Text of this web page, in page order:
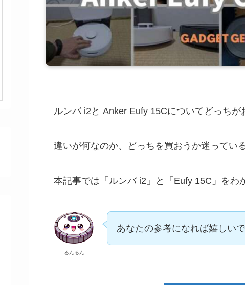
ルンバ i2と Anker Eufy 15Cについてどっちが
違いが何なのか、どっちを買おうか迷ってい
本記事では「ルンバ i2」と「Eufy 15C」をわ
るんるん
あなたの参考になれば嬉しい